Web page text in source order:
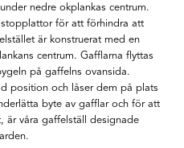
nedre okplankas centrum.
stopplattor för att förhindra att
är konstruerat med en
centrum. Gafflarna flyttas
på gaffelns ovansida.
position och låser dem på plats
byte av gafflar och för att
är våra gaffelställ designade